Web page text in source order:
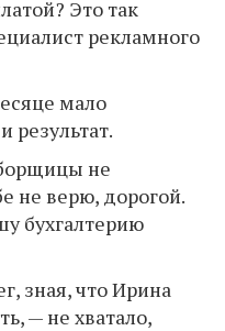
Это так
рекламного
мало
результат.
не
не верю, дорогой.
бухгалтерию
зная, что Ирина
— не хватало,